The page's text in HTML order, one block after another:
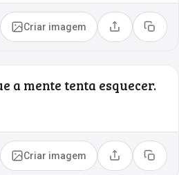
Criar imagem Compartilhar
Copiar
a mente tenta esquecer.
Criar imagem Compartilhar
Copiar